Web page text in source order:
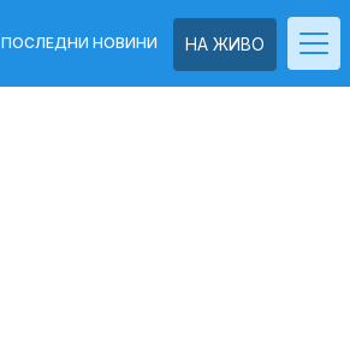
НА ЖИВО
ПОСЛЕДНИ НОВИНИ